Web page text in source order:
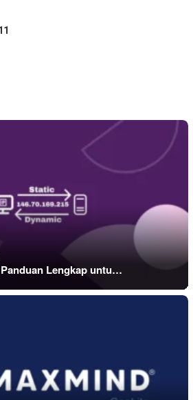
Lengkap untu…